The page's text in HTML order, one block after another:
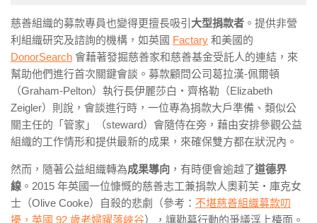
慈善組織的募款專員也變得更擅長吸引 大型捐款者 。提供非營
利組織研究及諮詢的機構，如英國 Factary 和美國的
DonorSearch 會藉著發掘慈善家和慈善基金受託人的連結，來
幫助他們進行首次關鍵會談。募款顧問公司葛拉漢-佩爾頓
（Graham-Pelton）執行長伊麗莎白・齊格勒（Elizabeth
Zeigler）則說，會談進行時，一位專為捐款大戶準備、類似公
關主任的「管家」（steward）會隨侍在旁，藉由安排參觀公益
組織的工作情形和提供最新的成果，來確保雙方都在狀況內。
然而，隨著公益組織轉為成果導向 ，有時便會逾越了道德界
線 。2015 年英國一位慷慨的慈善志工兼捐款人奧莉芙・庫克女
士（Olive Cooke）自殺的悲劇（參考： 不堪慈善組織募款叨
擾，英國 92 歲老婦躍落峽谷），讓勸募行動的爭議浮上檯面。